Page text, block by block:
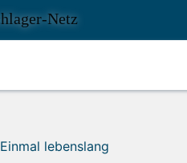
Einmal lebenslang